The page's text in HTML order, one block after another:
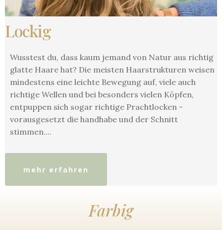
Lockig
Wusstest du, dass kaum jemand von Natur aus richtig
glatte Haare hat? Die meisten Haarstrukturen weisen
mindestens eine leichte Bewegung auf, viele auch
richtige Wellen und bei besonders vielen Köpfen,
entpuppen sich sogar richtige Prachtlocken -
vorausgesetzt die handhabe und der Schnitt
stimmen....
mehr erfahren
Farbig